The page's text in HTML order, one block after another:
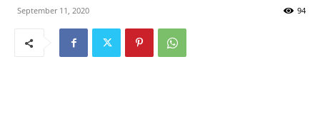
September 11, 2020 94